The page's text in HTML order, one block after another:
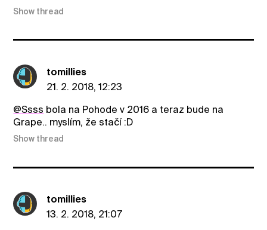
Show thread
tomillies
21. 2. 2018, 12:23
@Ssss bola na Pohode v 2016 a teraz bude na
Grape.. myslím, že stačí :D
Show thread
tomillies
13. 2. 2018, 21:07